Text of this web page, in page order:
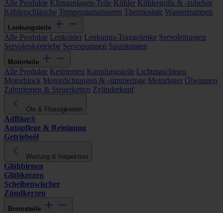
Alle Produkte Klimaanlagen-Teile Kühler Kühlergrills & -zubehör
Kühlerschläuche Temperatursensoren Thermostate Wasserpumpen
Lenkungsteile
Alle Produkte Lenkräder Lenkungs-Traggelenke Servoleitungen
Servolenkgetriebe Servopumpen Spurstangen
Motorteile
Alle Produkte Keilriemen Kupplungsteile Lichtmaschinen
Motorblock Motordichtungen & -simmeringe Motorlager Ölwannen
Zahnriemen & Steuerketten Zylinderkopf
Öle & Flüssigkeiten
AdBlue®
Autopflege & Reinigung
Getriebeöl
Wartung & Inspektion
Glühbirnen
Glühkerzen
Scheibenwischer
Zündkerzen
Bremsteile